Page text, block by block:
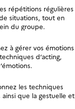
répétitions régulières
situations, tout en
du groupe.
à gérer vos émotions
d’acting,
les techniques
que la gestuelle et